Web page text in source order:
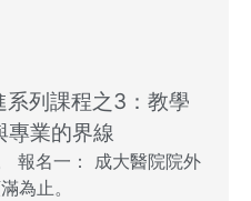
系列課程之3：教學
專業的界線
報名一： 成大醫院院外
為止。